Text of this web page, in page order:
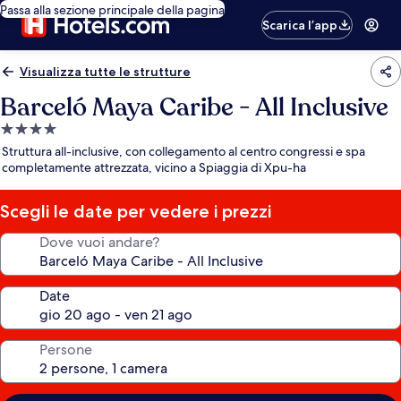
Passa alla sezione principale della pagina
Scarica l’app
Visualizza tutte le strutture
Barceló Maya Caribe - All Inclusive
Struttura
a
4.0
stelle
Struttura all-inclusive, con collegamento al centro congressi e spa
completamente attrezzata, vicino a Spiaggia di Xpu-ha
Scegli le date per vedere i prezzi
Dove vuoi andare?
Date
Persone